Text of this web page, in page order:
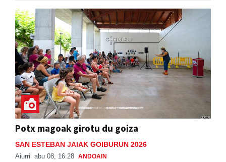
Potx magoak girotu du goiza
SAN ESTEBAN JAIAK GOIBURUN 2026
Aiurri abu 08, 16:28 ANDOAIN